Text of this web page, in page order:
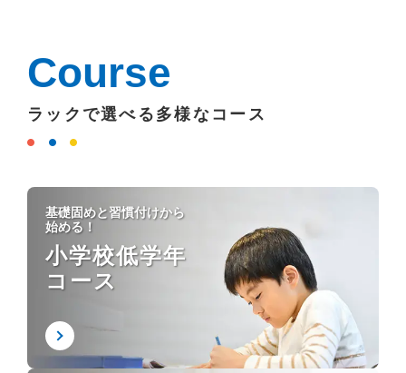
Course
ラックで選べる多様なコース
基礎固めと習慣付けから
始める！
小学校低学年
コース